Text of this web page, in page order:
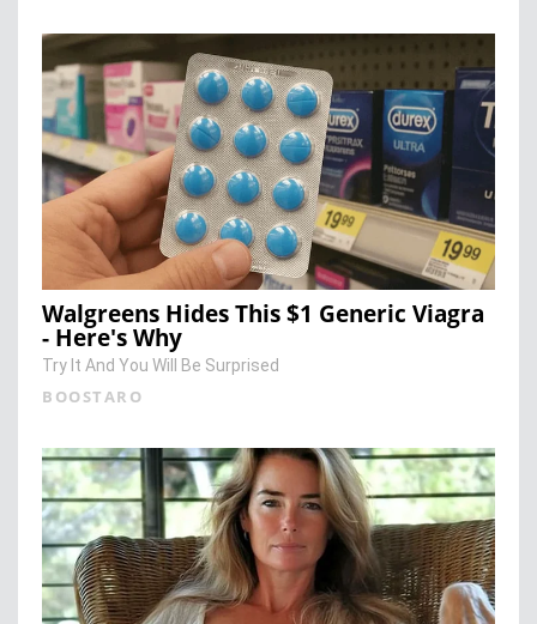
Walgreens Hides This $1 Generic Viagra
- Here's Why
Try It And You Will Be Surprised
BOOSTARO